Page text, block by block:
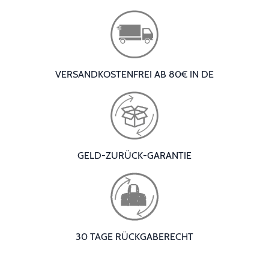
VERSANDKOSTENFREI AB 80€ IN DE
GELD-ZURÜCK-GARANTIE
30 TAGE RÜCKGABERECHT